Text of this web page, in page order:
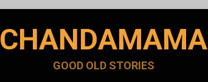
CHANDAMAMA
GOOD OLD STORIES